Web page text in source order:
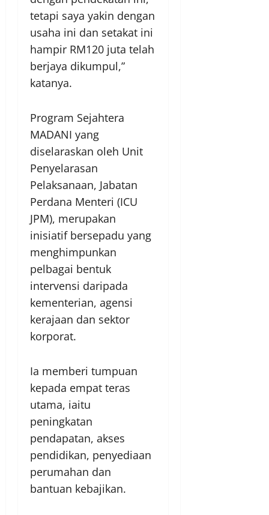
tetapi saya yakin dengan
usaha ini dan setakat ini
hampir RM120 juta telah
berjaya dikumpul,”
katanya.
Program Sejahtera
MADANI yang
diselaraskan oleh Unit
Penyelarasan
Pelaksanaan, Jabatan
Perdana Menteri (ICU
JPM), merupakan
inisiatif bersepadu yang
menghimpunkan
pelbagai bentuk
intervensi daripada
kementerian, agensi
kerajaan dan sektor
korporat.
Ia memberi tumpuan
kepada empat teras
utama, iaitu
peningkatan
pendapatan, akses
pendidikan, penyediaan
perumahan dan
bantuan kebajikan.